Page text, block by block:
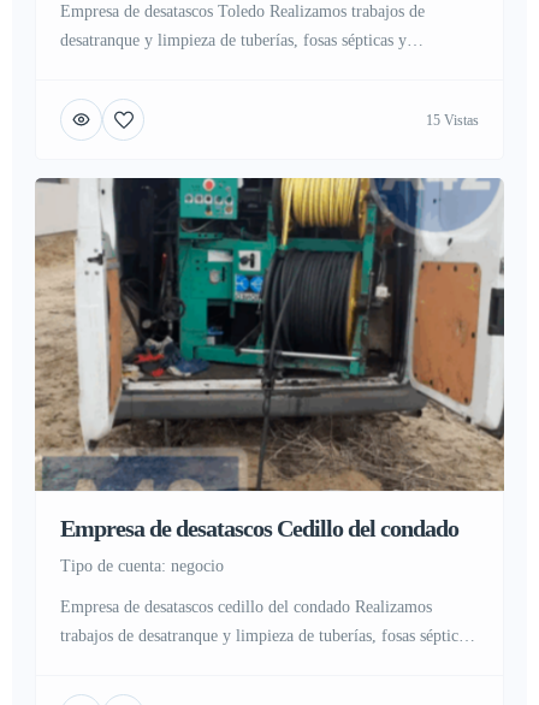
Empresa de desatascos Toledo Realizamos trabajos de
desatranque y limpieza de tuberías, fosas sépticas y
actualidad gran cantidad de personas sufren atascos o
atrancos en sus hogares, industria o negocio, Nadie esta ajeno
alcantarillas, tuberías […]
15 Vistas
Empresa de desatascos Cedillo del condado
tipo de cuenta: negocio
Empresa de desatascos cedillo del condado Realizamos
trabajos de desatranque y limpieza de tuberías, fosas sépticas
actualidad gran cantidad de personas sufren atascos o